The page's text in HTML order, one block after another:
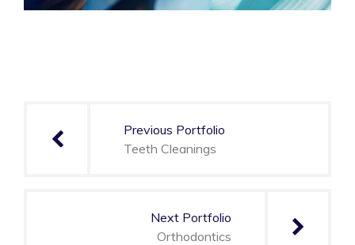
entradas
Previous Portfolio
Teeth Cleanings
Next Portfolio
Orthodontics